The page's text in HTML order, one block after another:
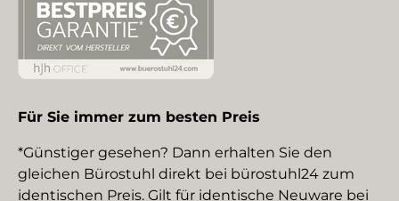
Für Sie immer zum besten Preis
*Günstiger gesehen? Dann erhalten Sie den
gleichen Bürostuhl direkt bei bürostuhl24 zum
identischen Preis. Gilt für identische Neuware bei